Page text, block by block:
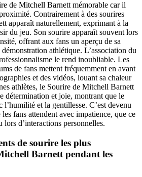
de Mitchell Barnett mémorable car il
Contrairement à des sourires
apparaît naturellement, exprimant à la
du jeu. Son sourire apparaît souvent lors
offrant aux fans un aperçu de sa
athlétique. L’association du
le rend inoubliable. Les
de fans mettent fréquemment en avant
et des vidéos, louant sa chaleur
athlètes, le Sourire de Mitchell Barnett
détermination et joie, montrant que le
l’humilité et la gentillesse. C’est devenu
fans attendent avec impatience, que ce
lors d’interactions personnelles.
de sourire les plus
Barnett pendant les